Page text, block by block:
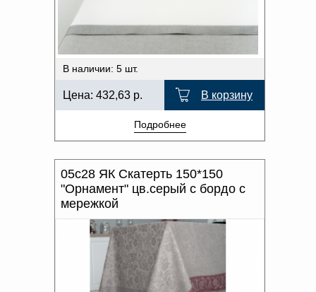
В наличии: 5 шт.
Цена: 432,63 р. В корзину
Подробнее
05с28 ЯК Скатерть 150*150
"Орнамент" цв.серый с бордо с
мережкой